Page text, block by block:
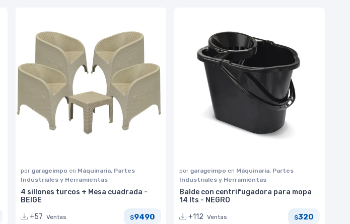
por garageimpo en Máquinaria, Partes
Industriales y Herramientas
4 sillones turcos + Mesa cuadrada -
BEIGE
+57 Ventas $9490
por garageimpo en Máquinaria, Partes
Industriales y Herramientas
Balde con centrifugadora para mopa
14 lts - NEGRO
+112 Ventas $320